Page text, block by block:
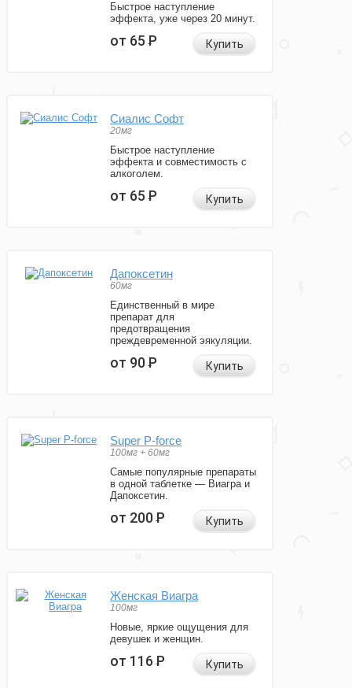
Быстрое наступление
эффекта, уже через 20 минут.
от 65Р Купить
Сиалис Софт
20мг
Быстрое наступление
эффекта и совместимость с
алкоголем.
от 65Р Купить
Дапоксетин
60мг
Единственный в мире
препарат для
предотвращения
преждевременной эякуляции.
от 90Р Купить
Super P-force
100мг + 60мг
Самые популярные препараты
в одной таблетке — Виагра и
Дапоксетин.
от 200Р Купить
Женская Виагра
100мг
Новые, яркие ощущения для
девушек и женщин.
от 116Р Купить